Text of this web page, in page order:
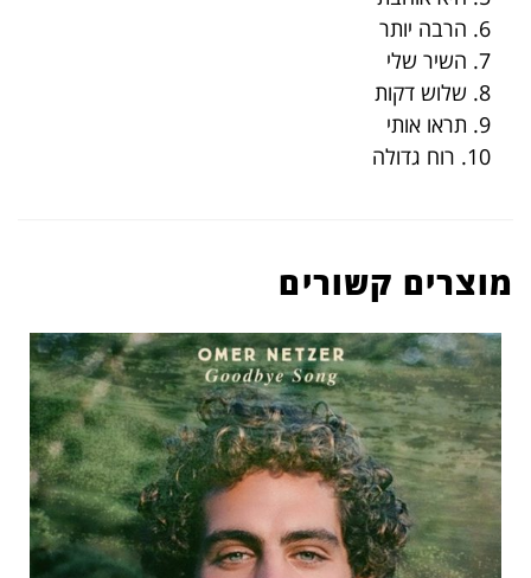
6. הרבה יותר
7. השיר שלי
8. שלוש דקות
9. תראו אותי
10. רוח גדולה
מוצרים קשורים